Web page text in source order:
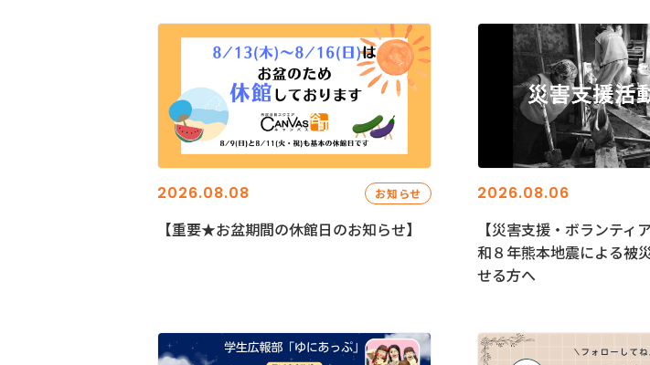
2026.08.08 お知らせ
【重要★お盆期間の休館日のお知らせ】
2026.08.06
【災害支援・ボランティ
和８年熊本地震による被
せる方へ